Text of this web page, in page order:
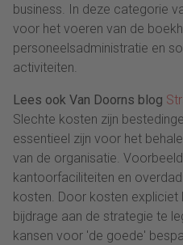
business. In deze categorie
voor het voeren van de
personeelsadministratie en
activiteiten.
Lees ook Van Doorns blog
Slechte kosten zijn
essentieel zijn voor het
van de organisatie.
kantoorfaciliteiten en
kosten. Door kosten expliciet
bijdrage aan de strategie te
kansen voor 'de goede'